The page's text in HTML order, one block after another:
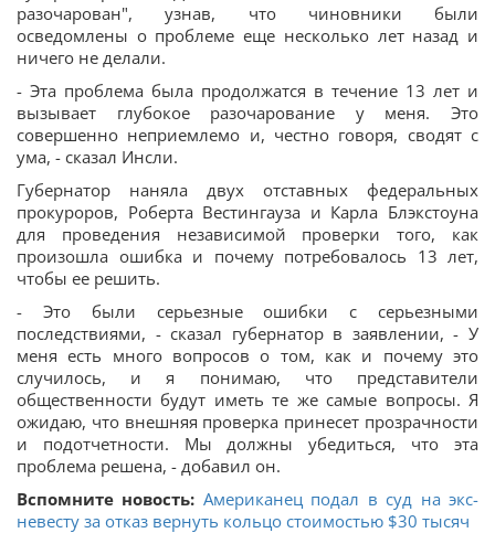
разочарован", узнав, что чиновники были
осведомлены о проблеме еще несколько лет назад и
ничего не делали.
- Эта проблема была продолжатся в течение 13 лет и
вызывает глубокое разочарование у меня. Это
совершенно неприемлемо и, честно говоря, сводят с
ума, - сказал Инсли.
Губернатор наняла двух отставных федеральных
прокуроров, Роберта Вестингауза и Карла Блэкстоуна
для проведения независимой проверки того, как
произошла ошибка и почему потребовалось 13 лет,
чтобы ее решить.
- Это были серьезные ошибки с серьезными
последствиями, - сказал губернатор в заявлении, - У
меня есть много вопросов о том, как и почему это
случилось, и я понимаю, что представители
общественности будут иметь те же самые вопросы. Я
ожидаю, что внешняя проверка принесет прозрачности
и подотчетности. Мы должны убедиться, что эта
проблема решена, - добавил он.
Вспомните новость: Американец подал в суд на экс-
невесту за отказ вернуть кольцо стоимостью $30 тысяч